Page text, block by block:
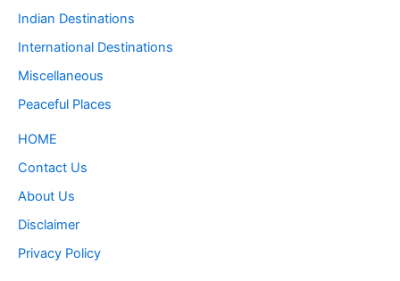
Indian Destinations
International Destinations
Miscellaneous
Peaceful Places
HOME
Contact Us
About Us
Disclaimer
Privacy Policy